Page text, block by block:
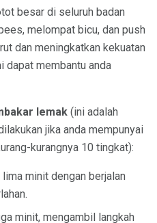
besar di seluruh badan
melompat bicu, dan push
dan meningkatkan kekuatan
dapat membantu anda
lemak (ini adalah
jika anda mempunyai
kurangnya 10 tingkat):
minit dengan berjalan
minit, mengambil langkah